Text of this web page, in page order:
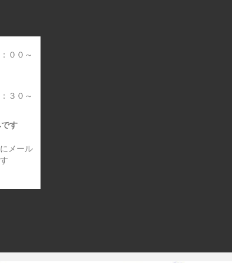
００～
３０～
す
メール
いす